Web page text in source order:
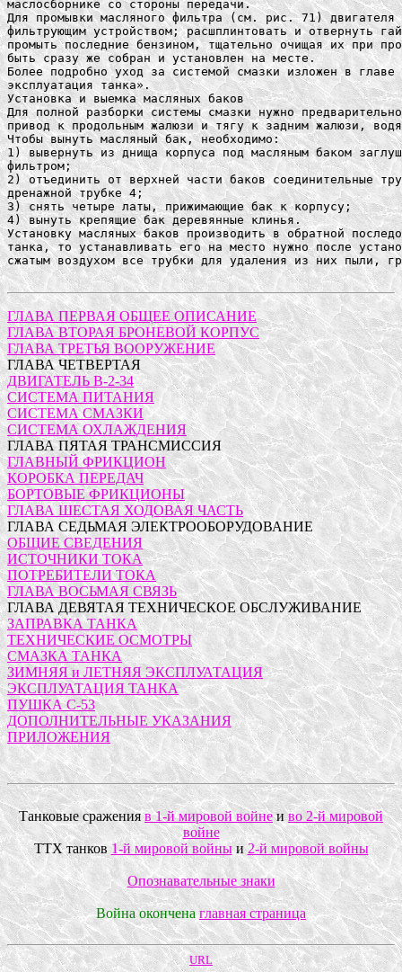
маслосборнике со стороны передачи.
Для промывки масляного фильтра (см. рис. 71) двигателя
фильтрующим устройством; расшплинтовать и отвернуть
промыть последние бензином, тщательно очищая их при
быть сразу же собран и установлен на месте.
Более подробно уход за системой смазки изложен в главе
эксплуатация танка».
Установка и выемка масляных баков
Для полной разборки системы смазки нужно
привод к продольным жалюзи и тягу к задним жалюзи,
Чтобы вынуть масляный бак, необходимо:
1) вывернуть из днища корпуса под масляным баком
фильтром;
2) отъединить от верхней части баков соединительные
дренажной трубке 4;
3) снять четыре латы, прижимающие бак к корпусу;
4) вынуть крепящие бак деревянные клинья.
Установку масляных баков производить в обратной
танка, то устанавливать его на место нужно после
сжатым воздухом все трубки для удаления из них пыли,
ГЛАВА ПЕРВАЯ ОБЩЕЕ ОПИСАНИЕ
ГЛАВА ВТОРАЯ БРОНЕВОЙ КОРПУС
ГЛАВА ТРЕТЬЯ ВООРУЖЕНИЕ
ГЛАВА ЧЕТВЕРТАЯ
ДВИГАТЕЛЬ В-2-34
СИСТЕМА ПИТАНИЯ
СИСТЕМА СМАЗКИ
СИСТЕМА ОХЛАЖДЕНИЯ
ГЛАВА ПЯТАЯ ТРАНСМИССИЯ
ГЛАВНЫЙ ФРИКЦИОН
КОРОБКА ПЕРЕДАЧ
БОРТОВЫЕ ФРИКЦИОНЫ
ГЛАВА ШЕСТАЯ ХОДОВАЯ ЧАСТЬ
ГЛАВА СЕДЬМАЯ ЭЛЕКТРООБОРУДОВАНИЕ
ОБЩИЕ СВЕДЕНИЯ
ИСТОЧНИКИ ТОКА
ПОТРЕБИТЕЛИ ТОКА
ГЛАВА ВОСЬМАЯ СВЯЗЬ
ГЛАВА ДЕВЯТАЯ ТЕХНИЧЕСКОЕ ОБСЛУЖИВАНИЕ
ЗАПРАВКА ТАНКА
ТЕХНИЧЕСКИЕ ОСМОТРЫ
СМАЗКА ТАНКА
ЗИМНЯЯ и ЛЕТНЯЯ ЭКСПЛУАТАЦИЯ
ЭКСПЛУАТАЦИЯ ТАНКА
ПУШКА С-53
ДОПОЛНИТЕЛЬНЫЕ УКАЗАНИЯ
ПРИЛОЖЕНИЯ
Танковые сраженияв 1-й мировой войнеиво 2-й мировой
войне
ТТХ танков1-й мировой войныи2-й мировой войны
Опознавательные знаки
Война окончена главная страница
URL